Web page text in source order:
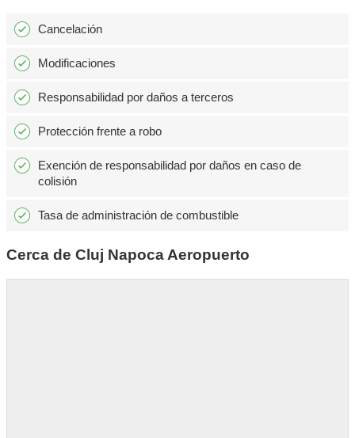
Cancelación
Modificaciones
Responsabilidad por daños a terceros
Protección frente a robo
Exención de responsabilidad por daños en caso de
colisión
Tasa de administración de combustible
Cerca de Cluj Napoca Aeropuerto